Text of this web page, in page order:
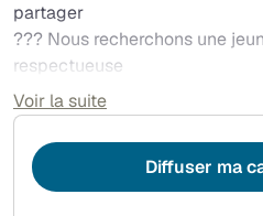
partager
??? Nous recherchons une
respectueuse
? Disponible immédiatement –
visiter
Voir la suite
Diffuser ma